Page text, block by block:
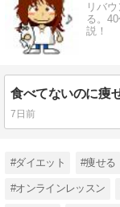
リバ
る。
説！
7日前
#ダイエット #痩せる
#オンラインレッスン